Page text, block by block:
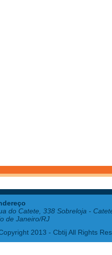
do Catete, 338 Sobreloja -
de Janeiro/RJ
2013 - Cbtij All Rights